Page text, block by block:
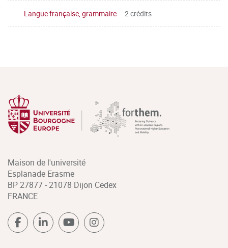
Langue française, grammaire 2 crédits
Maison de l'université
Esplanade Erasme
BP 27877 - 21078 Dijon Cedex
FRANCE